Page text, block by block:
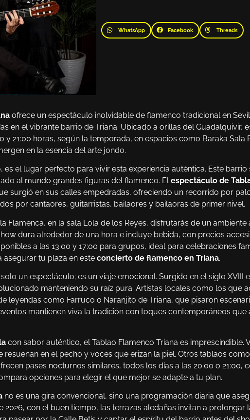
WhatsApp Facebook Threads
ofrece un espectáculo inolvidable de flamenco tradicional en
en el vibrante barrio de Triana. Ubicado a orillas del Guadalquivir,
y 21:00 horas, según la temporada, en espacios como Baraka Sala
en la esencia del arte jondo.
es el lugar perfecto para vivir esta experiencia auténtica. Este
al mundo grandes figuras del flamenco. Elespectáculo de
surgió en sus calles empedradas, ofreciendo un recorrido por
por cantaores, guitarristas, bailaores y bailaoras de primer nivel.
Flamenca, en la sala Lola de los Reyes, disfrutarás de un
dura alrededor de una hora e incluye bebida, con precios
a las 13:00 y 17:00 para grupos, ideal para celebraciones
asegurar tu plaza en este concierto de flamenco en Triana.
un espectáculo; es un viaje emocional. Surgido en el siglo XVIII
manteniendo su raíz pura. Artistas locales como los que
leyendas como Farruco o Naranjito de Triana, que pisaron
mantienen viva la tradición con toques contemporáneos que
con sabor auténtico, el Tablao Flamenco Triana es imprescindible.
en el pecho y voces que erizan la piel. Otros tablaos
pases nocturnos similares, todos los días a las 20:00 o 21:00,
opciones para elegir el que mejor se adapte a tu plan.
no es una gira convencional, sino una programación diaria que
2026, con el buen tiempo, las terrazas aledañas invitan a prolongar